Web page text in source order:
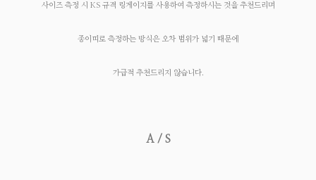
사이즈 측정 시 KS 규격 링게이지를 사용하여 측정하시는 것을 추천드리며
종이띠로 측정하는 방식은 오차 범위가 넓기 때문에
가급적 추천드리지 않습니다.
A / S